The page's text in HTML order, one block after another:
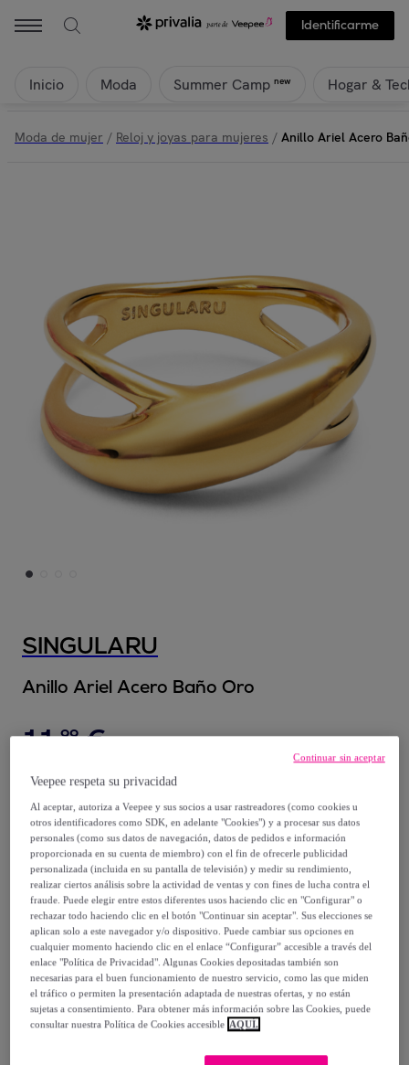
Identificarme
Inicio Moda Summer Camp new Hogar &
Moda de mujer / Reloj y joyas para mujeres / Anillo Ariel Acero
SINGULARU
Anillo Ariel Acero Baño Oro
11,99 €
22,99 €
-47
Vendido porSingularu
Entrega
Entrega desde2,99 €
Gratis desde 30 € de compra
y el13/08
Veepee respeta su privacidad
Al aceptar, autoriza a Veepee y sus socios a usar rastreadores (como cookies u
otros identificadores como SDK, en adelante "Cookies") y a procesar sus datos
personales (como sus datos de navegación, datos de pedidos e información
proporcionada en su cuenta de miembro) con el fin de ofrecerle publicidad
personalizada (incluida en su pantalla de televisión) y medir su rendimiento,
realizar ciertos análisis sobre la actividad de ventas y con fines de lucha contra el
fraude. Puede elegir entre estos diferentes usos haciendo clic en "Configurar" o
rechazar todo haciendo clic en el botón "Continuar sin aceptar". Sus elecciones se
aplican solo a este navegador y/o dispositivo. Puede cambiar sus opciones en
cualquier momento haciendo clic en el enlace “Configurar” accesible a través del
enlace "Política de Privacidad". Algunas Cookies depositadas también son
necesarias para el buen funcionamiento de nuestro servicio, como las que miden
el tráfico o permiten la presentación adaptada de nuestras ofertas, y no están
sujetas a consentimiento. Para obtener más información sobre las Cookies, puede
consultar nuestra Política de Cookies accesible AQUÍ.
Continuar sin aceptar